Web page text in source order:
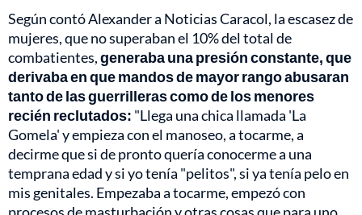
Según contó Alexander a Noticias Caracol, la escasez de
mujeres, que no superaban el 10% del total de
combatientes,generaba una presión constante, que
derivaba en que mandos de mayor rango abusaran
tanto de las guerrilleras como de los menores
recién reclutados: "Llega una chica llamada 'La
Gomela' y empieza con el manoseo, a tocarme, a
decirme que si de pronto quería conocerme a una
temprana edad y si yo tenía "pelitos", si ya tenía pelo en
mis genitales. Empezaba a tocarme, empezó con